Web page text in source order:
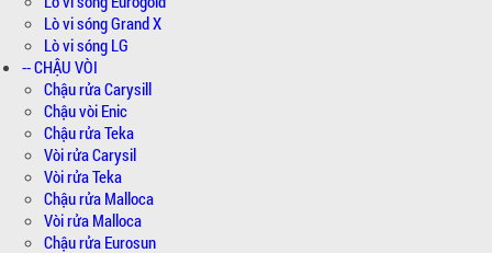
Lò vi sóng Grand X
Lò vi sóng LG
-- CHẬU VÒI
Chậu rửa Carysill
Chậu vòi Enic
Chậu rửa Teka
Vòi rửa Carysil
Vòi rửa Teka
Chậu rửa Malloca
Vòi rửa Malloca
Chậu rửa Eurosun